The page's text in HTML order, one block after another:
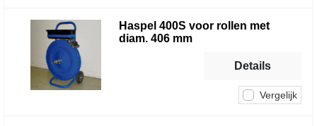
Haspel 400S voor rollen met
diam. 406 mm
Vergelijk
Details